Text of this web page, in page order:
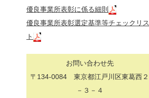
優良事業所表彰に係る細則
優良事業所表彰選定基準等チェックリス
ト
お問い合わせ先
〒134-0084 東京都江戸川区東葛西２
－３－４